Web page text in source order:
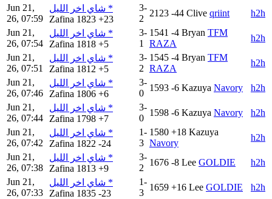
Jun 21,
26, 07:59
شاي اخر الليل *
Zafina 1823 +23
3-
2
2123 -44 Clive qriint
h2h
Jun 21,
26, 07:54
شاي اخر الليل *
Zafina 1818 +5
3-
1
1541 -4 Bryan TFM
RAZA
h2h
Jun 21,
26, 07:51
شاي اخر الليل *
Zafina 1812 +5
3-
2
1545 -4 Bryan TFM
RAZA
h2h
Jun 21,
26, 07:46
شاي اخر الليل *
Zafina 1806 +6
3-
0
1593 -6 Kazuya Navory
h2h
Jun 21,
26, 07:44
شاي اخر الليل *
Zafina 1798 +7
3-
0
1598 -6 Kazuya Navory
h2h
Jun 21,
26, 07:42
شاي اخر الليل *
Zafina 1822 -24
1-
3
1580 +18 Kazuya
Navory
h2h
Jun 21,
26, 07:38
شاي اخر الليل *
Zafina 1813 +9
3-
2
1676 -8 Lee GOLDIE
h2h
Jun 21,
26, 07:33
شاي اخر الليل *
Zafina 1835 -23
1-
3
1659 +16 Lee GOLDIE
h2h